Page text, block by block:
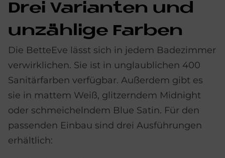
Drei Va­ri­an­ten und
un­zäh­li­ge Far­ben
Die BetteEve lässt sich in jedem Badezimmer
verwirklichen. Sie ist in unglaublichen 400
Sanitärfarben verfügbar. Außerdem gibt es
sie in mattem Weiß, glitzerndem Midnight
oder schmeichelndem Blue Satin. Für den
passenden Einbau sind drei Ausführungen
erhältlich: